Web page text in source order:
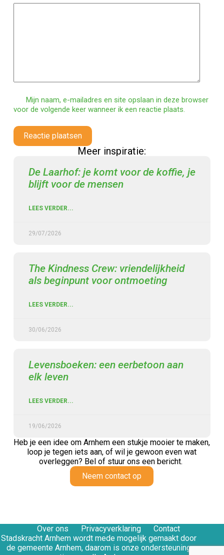
Mijn naam, e-mailadres en site opslaan in deze browser
voor de volgende keer wanneer ik een reactie plaats.
Reactie plaatsen
Meer inspiratie:
De Laarhof: je komt voor de koffie, je
blijft voor de mensen
LEES VERDER...
29/07/2026
The Kindness Crew: vriendelijkheid
als beginpunt voor ontmoeting
LEES VERDER...
30/06/2026
Levensboeken: een eerbetoon aan
elk leven
LEES VERDER...
19/06/2026
Heb je een idee om Arnhem een stukje mooier te maken,
loop je tegen iets aan,of wil je gewoon even wat
overleggen? Bel of stuur ons een bericht.
Neem contact op
Over ons Privacyverklaring
Contact
Stadskracht Arnhem wordt mede mogelijk gemaakt door
de gemeente Arnhem, daarom is onze ondersteuning